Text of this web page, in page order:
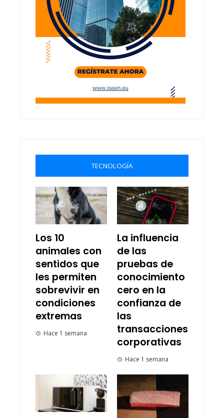
TECNOLOGÍA
Los 10
animales con
sentidos que
les permiten
sobrevivir en
condiciones
extremas
Hace 1 semana
La influencia
de las
pruebas de
conocimiento
cero en la
confianza de
las
transacciones
corporativas
Hace 1 semana